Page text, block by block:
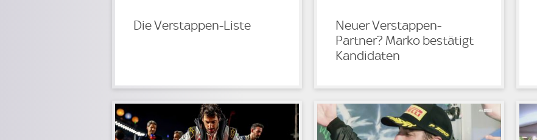
Die Verstappen-Liste
Neuer Verstappen-
Partner? Marko bestätigt
Kandidaten